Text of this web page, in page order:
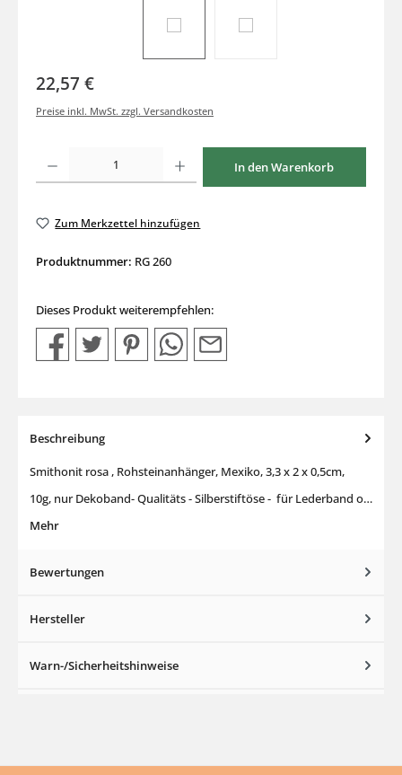
22,57 €
Preise inkl. MwSt. zzgl. Versandkosten
Produkt Anzahl: Gib den gewünschten Wert ein oder benutze die Schaltflächen um
In den Warenkorb
Zum Merkzettel hinzufügen
Produktnummer: RG 260
Dieses Produkt weiterempfehlen:
Beschreibung
Smithonit rosa , Rohsteinanhänger, Mexiko, 3,3 x 2 x 0,5cm,
10g, nur Dekoband- Qualitäts - Silberstiftöse - für Lederband o…
Mehr
Bewertungen
Hersteller
Warn-/Sicherheitshinweise